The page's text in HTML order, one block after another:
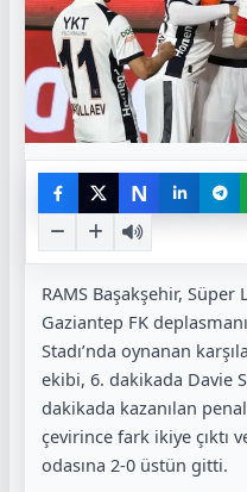
N
RAMS Başakşehir, Süper
Gaziantep FK
Stadı’nda oynanan
ekibi, 6. dakikada Davie
dakikada kazanılan
çevirince fark ikiye çıktı
odasına 2-0 üstün gitti.